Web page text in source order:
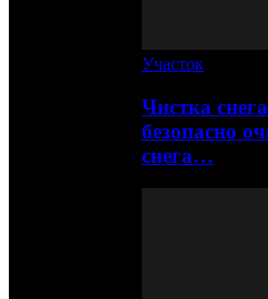
Участок
Чистка
безопасно
снега…